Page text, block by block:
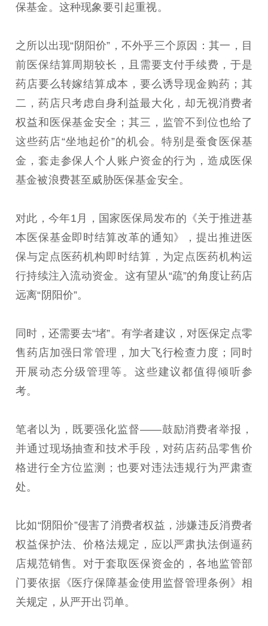
保基金。这种现象要引起重视。
之所以出现“阴阳价”，不外乎三个原因：其一，目
前医保结算周期较长，且需要支付手续费，于是
药店要么转嫁结算成本，要么诱导现金购药；其
二，药店只考虑自身利益最大化，却无视消费者
权益和医保基金安全；其三，监管不到位也给了
这些药店“坐地起价”的机会。特别是蚕食医保基
金，套走参保人个人账户资金的行为，造成医保
基金被浪费甚至威胁医保基金安全。
对此，今年1月，国家医保局发布的《关于推进基
本医保基金即时结算改革的通知》，提出推进医
保与定点医药机构即时结算，为定点医药机构运
行持续注入流动资金。这有望从“疏”的角度让药店
远离“阴阳价”。
同时，还需要去“堵”。有学者建议，对医保定点零
售药店加强日常管理，加大飞行检查力度；同时
开展动态分级管理等。这些建议都值得倾听参
考。
笔者以为，既要强化监督——鼓励消费者举报，
并通过现场抽查和技术手段，对药店药品零售价
格进行全方位监测；也要对违法违规行为严肃查
处。
比如“阴阳价”侵害了消费者权益，涉嫌违反消费者
权益保护法、价格法规定，应以严肃执法倒逼药
店规范销售。对于套取医保资金的，各地监管部
门要依据《医疗保障基金使用监督管理条例》相
关规定，从严开出罚单。